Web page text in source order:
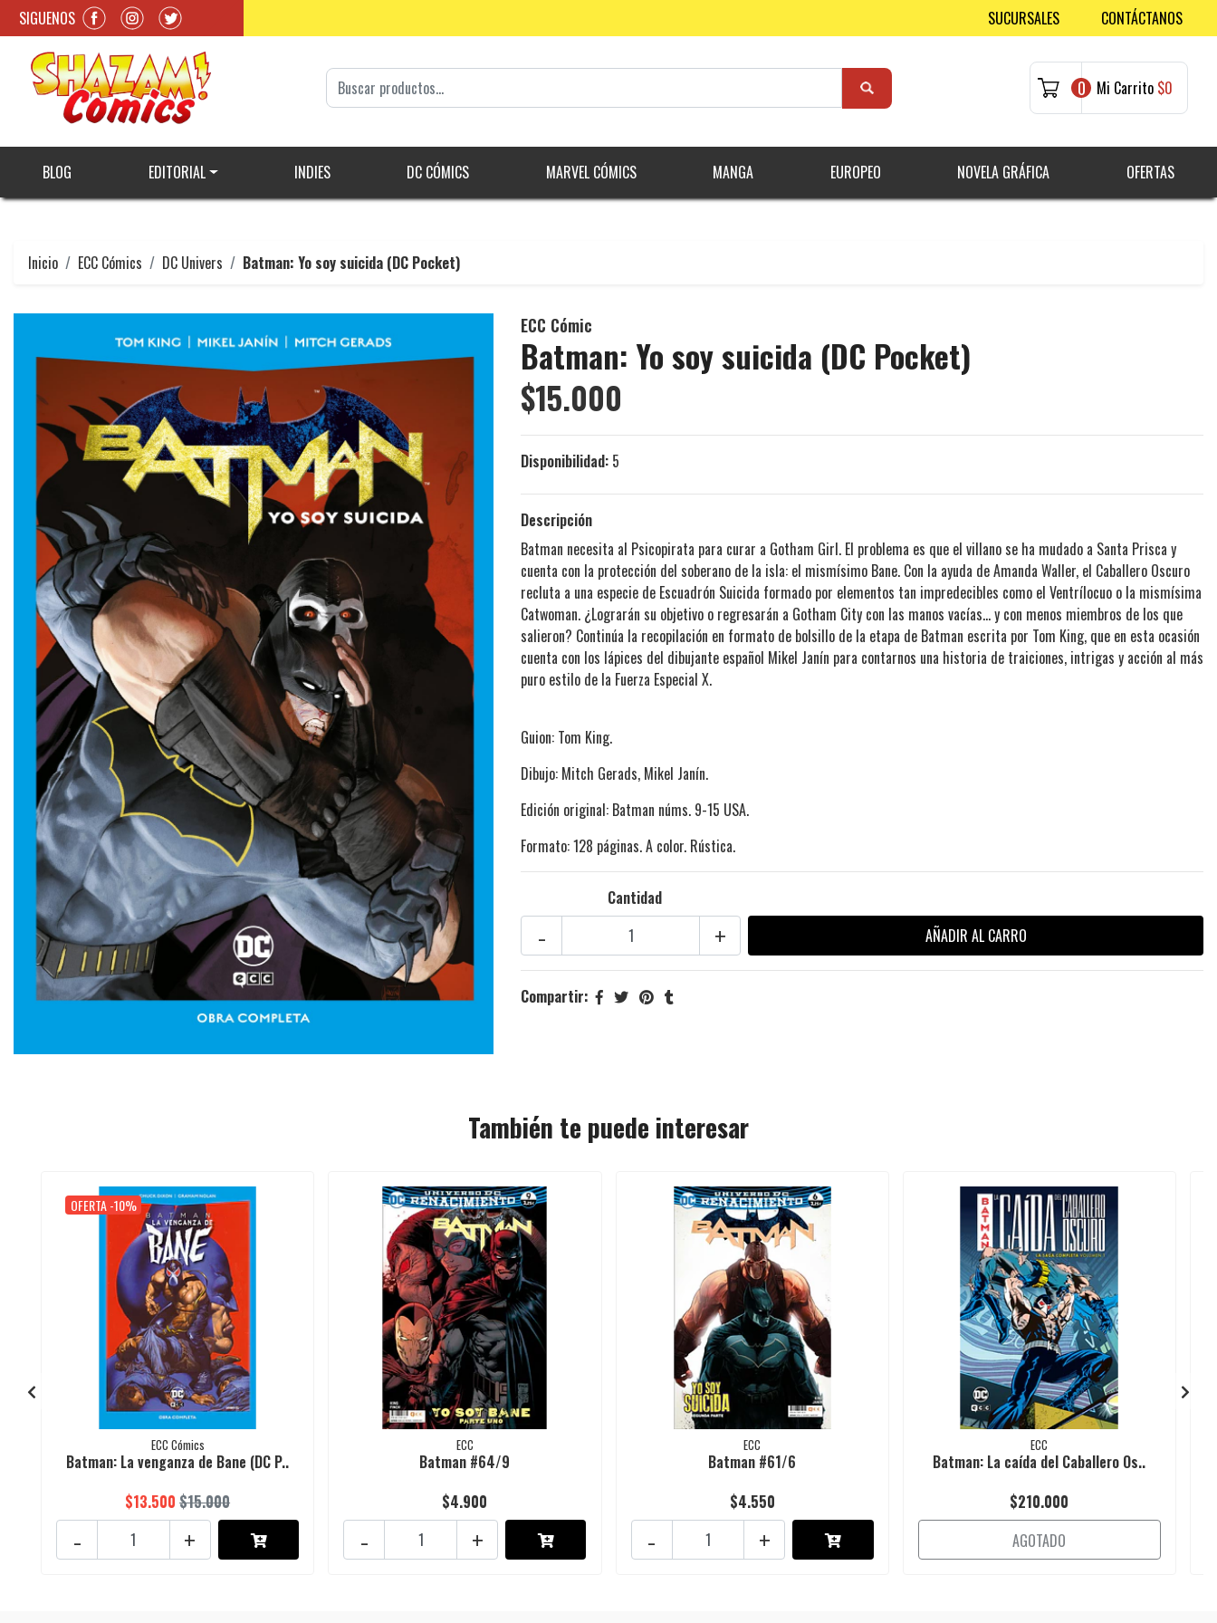
SIGUENOS SUCURSALES CONTÁCTANOS
0 Mi Carrito $0
BLOG EDITORIAL INDIES DC CÓMICS MARVEL CÓMICS MANGA EUROPEO NOVELA GRÁFICA OFERTAS
Inicio ECC Cómics DC Univers Batman: Yo soy suicida (DC Pocket)
ECC Cómic
Batman: Yo soy suicida (DC Pocket)
$15.000
Disponibilidad: 5
Descripción
Batman necesita al Psicopirata para curar a Gotham Girl. El problema es que el villano se ha mudado a Santa Prisca y
cuenta con la protección del soberano de la isla: el mismísimo Bane. Con la ayuda de Amanda Waller, el Caballero Oscuro
recluta a una especie de Escuadrón Suicida formado por elementos tan impredecibles como el Ventrílocuo o la mismísima
Catwoman. ¿Lograrán su objetivo o regresarán a Gotham City con las manos vacías... y con menos miembros de los que
salieron? Continúa la recopilación en formato de bolsillo de la etapa de Batman escrita por Tom King, que en esta ocasión
cuenta con los lápices del dibujante español Mikel Janín para contarnos una historia de traiciones, intrigas y acción al más
puro estilo de la Fuerza Especial X.
Guion: Tom King.
Dibujo: Mitch Gerads, Mikel Janín.
Edición original: Batman núms. 9-15 USA.
Formato: 128 páginas. A color. Rústica.
Cantidad
+
-
Compartir:
También te puede interesar
OFERTA -10%
ECC Cómics
Batman: La venganza de Bane (DC P..
$13.500 $15.000
+
-
ECC
Batman #64/9
$4.900
+
-
ECC
Batman #61/6
$4.550
+
-
ECC
Batman: La caída del Caballero Os..
$210.000
AGOTADO